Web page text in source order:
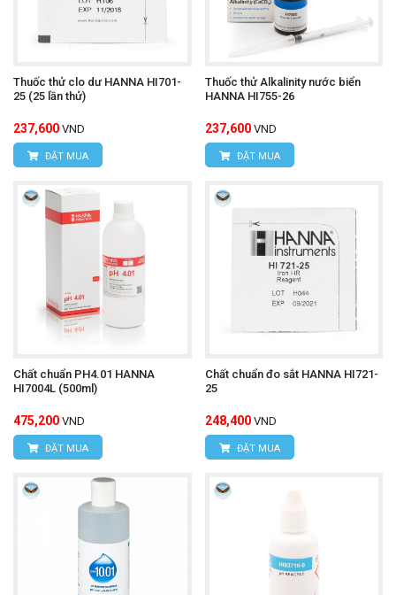
Thuốc thử clo dư HANNA HI701-
25 (25 lần thử)
237,600 VND
ĐẶT MUA
Thuốc thử Alkalinity nước biển
HANNA HI755-26
237,600 VND
ĐẶT MUA
Chất chuẩn PH4.01 HANNA
HI7004L (500ml)
475,200 VND
ĐẶT MUA
Chất chuẩn đo sắt HANNA HI721-
25
248,400 VND
ĐẶT MUA